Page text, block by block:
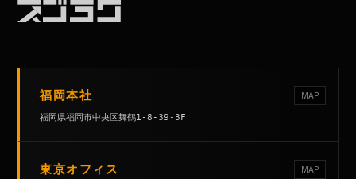
福岡本社 MAP
福岡県福岡市中央区舞鶴1-8-39-3F
東京オフィス MAP